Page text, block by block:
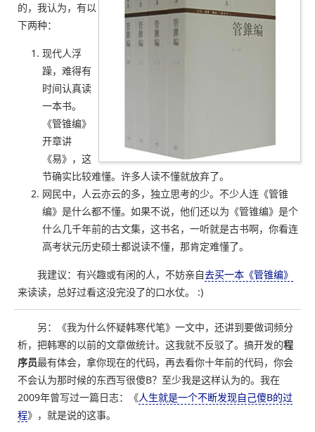
的，我认为，有以
下两种：
现代人浮
躁，难得有
时间认真读
一本书。
《管锥编》
开章讲
《易》，这
节确实比较难懂。许多人读不懂就放弃了。
网民中，人云亦云的多，独立思考的少。不少人连《管锥
编》是什么都不懂。如果不说，他们还以为《管锥编》是个
什么几千年前的古文集，这书名，一听就是古书啊，你看连
高考状元历史硕士都说读不懂，那肯定难懂了。
我建议：有兴趣或有闲的人，不妨亲自去买一本《管锥编》
来读读，总好过看这没完没了的口水仗。 :)
另：《我为什么怀疑韩寒代笔》一文中，还讲到要做词频分
析，把韩寒的以前的文章做统计。这我就不反驳了。搞开发的程
序员最有体会，拿你现在的代码，再去看你十年前的代码，你会
不会认为那时候的东西写很傻B？至少我是这样认为的。我在
2009年曾写过一篇日志：《人生就是一个不断发现自己傻B的过
程》，就是说的这事。